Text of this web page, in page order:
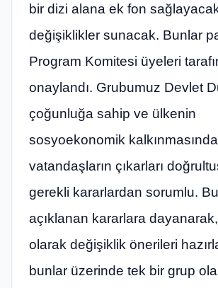
bir dizi alana ek fon
değişiklikler sunacak. Bunlar
Program Komitesi üyeleri
onaylandı. Grubumuz Devlet
çoğunluğa sahip ve ülkenin
sosyoekonomik
vatandaşların çıkarları
gerekli kararlardan sorumlu.
açıklanan kararlara
olarak değişiklik önerileri
bunlar üzerinde tek bir grup